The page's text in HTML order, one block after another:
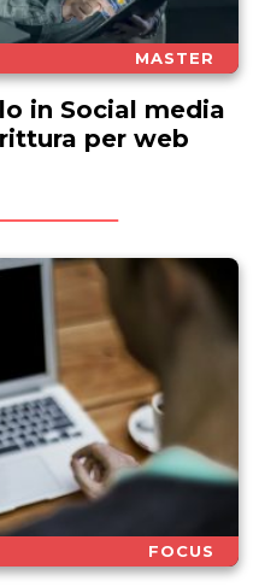
MASTER
in Social media
per web
FOCUS